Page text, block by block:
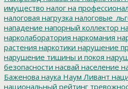
имущество налог на
налоговая нагрузка
нападение напорный коллектор
нарколаборатория наркомания
растения наркотики нарушение
нарушение тишины и покоя
безопасности насвай население
Баженова наука Наум Ливант
национальный рейтинг